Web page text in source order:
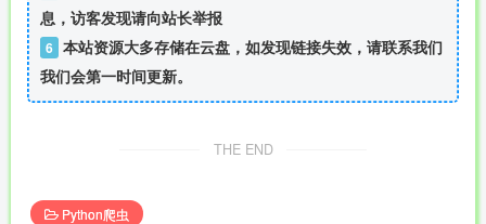
息，访客发现请向站长举报
6 本站资源大多存储在云盘，如发现链接失效，请联系我们
我们会第一时间更新。
THE END
Python爬虫